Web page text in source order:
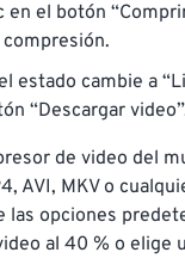
en el botón
estado cambie a
“Descargar
de video del
AVI, MKV o
las opciones
al 40 % o elige